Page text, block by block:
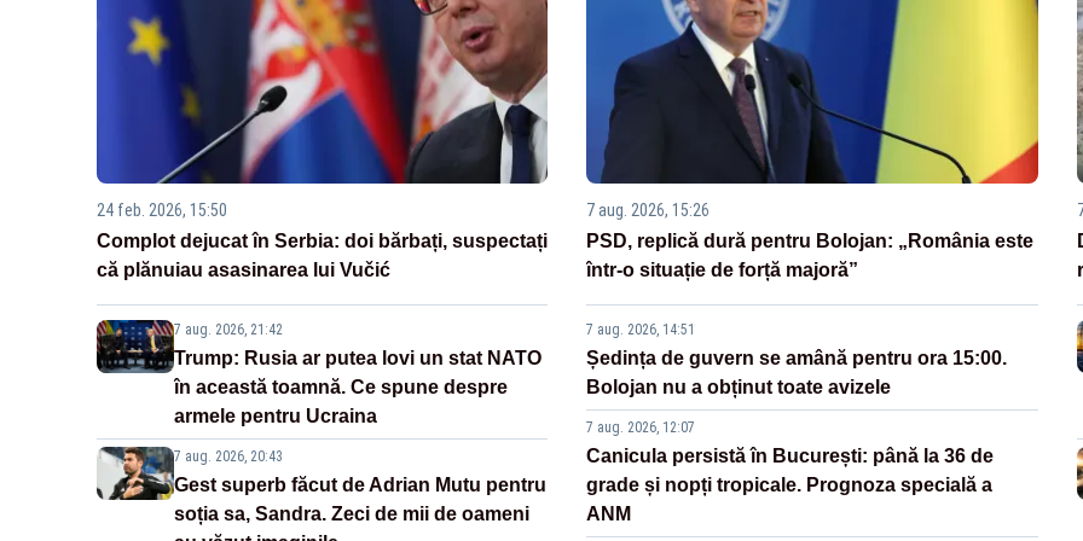
24 feb. 2026, 15:50
Complot dejucat în Serbia: doi bărbați, suspectați
că plănuiau asasinarea lui Vučić
7 aug. 2026, 21:42
Trump: Rusia ar putea lovi un stat NATO
în această toamnă. Ce spune despre
armele pentru Ucraina
7 aug. 2026, 20:43
Gest superb făcut de Adrian Mutu pentru
soția sa, Sandra. Zeci de mii de oameni
7 aug. 2026, 15:26
PSD, replică dură pentru Bolojan: „România este
într-o situație de forță majoră”
7 aug. 2026, 14:51
Ședința de guvern se amână pentru ora 15:00.
Bolojan nu a obținut toate avizele
7 aug. 2026, 12:07
Canicula persistă în București: până la 36 de
grade și nopți tropicale. Prognoza specială a
ANM